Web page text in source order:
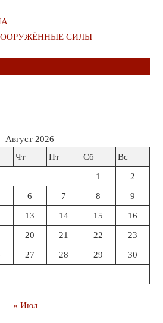
СИЛЫ
Август 2026
Чт Пт Сб Вс
1 2
6 7 8 9
13 14 15 16
20 21 22 23
27 28 29 30
« Июл